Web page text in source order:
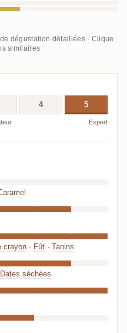
dégustation détaillées · Clique
similaires
4 5
Expert
crayon · Fût · Tanins
Dates séchées